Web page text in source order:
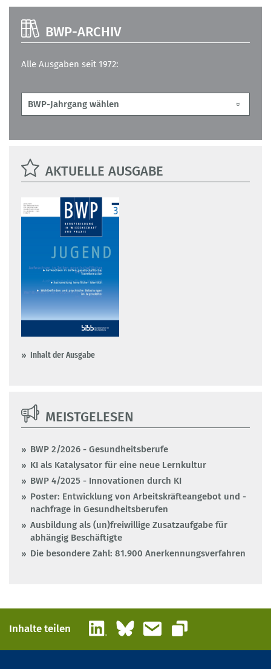
BWP-ARCHIV
Alle Ausgaben seit 1972:
AKTUELLE AUSGABE
Inhalt der Ausgabe
MEISTGELESEN
BWP 2/2026 - Gesundheitsberufe
KI als Katalysator für eine neue Lernkultur
BWP 4/2025 - Innovationen durch KI
Poster: Entwicklung von Arbeitskräfteangebot und -
nachfrage in Gesundheitsberufen
Ausbildung als (un)freiwillige Zusatzaufgabe für
abhängig Beschäftigte
Die besondere Zahl: 81.900 Anerkennungsverfahren
Inhalte teilen LinkedInBlueskyE-Mail
Link kopieren